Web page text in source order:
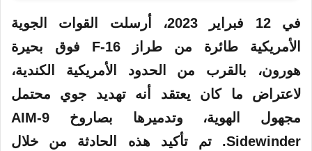
في 12 فبراير 2023، أرسلت القوات الجوية
الأمريكية طائرة
من طراز F-16 فوق بحيرة
هورون، بالقرب من الحدود الأمريكية الكندية،
لاعتراض ما كان يعتقد أنه تهديد جوي محتمل
مجهول الهوية، وتدميرها بصاروخ AIM-9
Sidewinder. تم تأكيد هذه الحادثة من خلال